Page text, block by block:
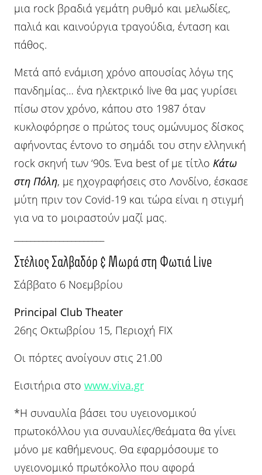
μια rock βραδιά γεμάτη ρυθμό και μελωδίες,
παλιά και καινούργια τραγούδια, ένταση και
πάθος.
Μετά από ενάμιση χρόνο απουσίας λόγω της
πανδημίας… ένα ηλεκτρικό live θα μας γυρίσει
πίσω στον χρόνο, κάπου στο 1987 όταν
κυκλοφόρησε ο πρώτος τους ομώνυμος δίσκος
αφήνοντας έντονο το σημάδι του στην ελληνική
rock σκηνή των ‘90s. Ένα best of με τίτλο Κάτω
στη Πόλη, με ηχογραφήσεις στο Λονδίνο, έσκασε
μύτη πριν τον Covid-19 και τώρα είναι η στιγμή
για να το μοιραστούν μαζί μας.
Στέλιος Σαλβαδόρ & Μωρά στη Φωτιά Live
Σάββατο 6 Νοεμβρίου
Principal Club Theater
26ης Οκτωβρίου 15, Περιοχή FIX
Οι πόρτες ανοίγουν στις 21.00
Εισιτήρια στο www.viva.gr
*Η συναυλία βάσει του υγειονομικού
πρωτοκόλλου για συναυλίες/θεάματα θα γίνει
μόνο με καθήμενους. Θα εφαρμόσουμε το
υγειονομικό πρωτόκολλο που αφορά